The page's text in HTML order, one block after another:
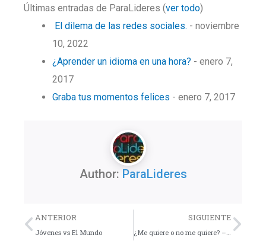
Últimas entradas de ParaLideres (ver todo)
El dilema de las redes sociales. - noviembre
10, 2022
¿Aprender un idioma en una hora? - enero 7,
2017
Graba tus momentos felices - enero 7, 2017
Author: ParaLideres
Previo
ANTERIOR
Jóvenes vs El Mundo
SIGUIENTE